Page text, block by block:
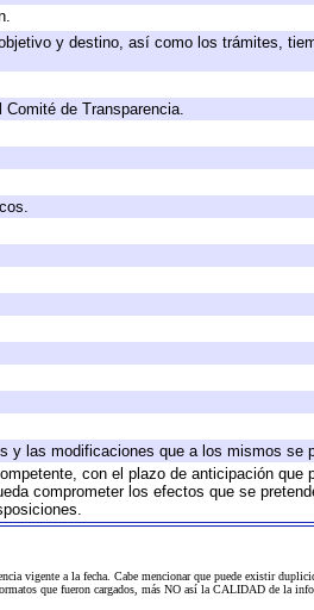
y destino, así como los trámites,
de Transparencia.
y las modificaciones que a los mismos se
con el plazo de anticipación que
comprometer los efectos que se
vigente a la fecha. Cabe mencionar que puede existir
que fueron cargados, más NO así la CALIDAD de la